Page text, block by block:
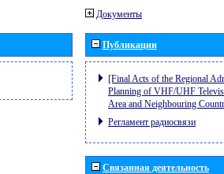
Документы
Публикации
[Final Acts of the Regional
Planning of VHF/UHF
Area and Neighbouring
Регламент радиосвязи
Связанная деятельность